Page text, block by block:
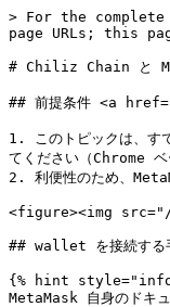
> For the
page URLs; this
# Chiliz Chain と
## 前提条件 <a
1. このトピックは、
てください（Chrome ベ
2. 利便性のため、
<figure><img
## wallet を接続する
{% hint
MetaMask 自身のドキ